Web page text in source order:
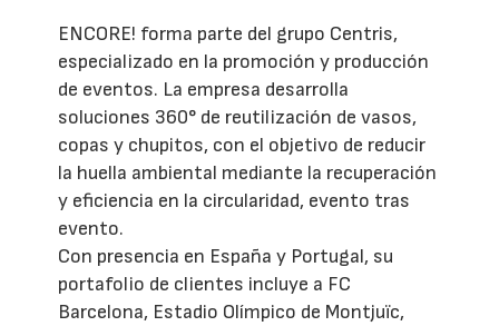
ENCORE! forma parte del grupo Centris,
especializado en la promoción y producción
de eventos. La empresa desarrolla
soluciones 360° de reutilización de vasos,
copas y chupitos, con el objetivo de reducir
la huella ambiental mediante la recuperación
y eficiencia en la circularidad, evento tras
evento.
Con presencia en España y Portugal, su
portafolio de clientes incluye a FC
Barcelona, Estadio Olímpico de Montjuïc,